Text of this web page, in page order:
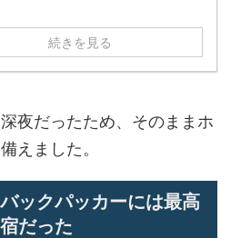
続きを見る
夜だったため、そのままホ
えました。
ックパッカーには最高
だった